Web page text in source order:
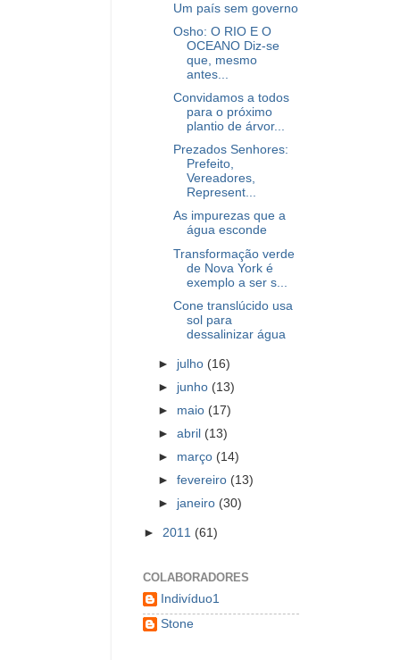
Um país sem governo
Osho: O RIO E O
OCEANO Diz-se
que, mesmo
antes...
Convidamos a todos
para o próximo
plantio de árvor...
Prezados Senhores:
Prefeito,
Vereadores,
Represent...
As impurezas que a
água esconde
Transformação verde
de Nova York é
exemplo a ser s...
Cone translúcido usa
sol para
dessalinizar água
► julho (16)
► junho (13)
► maio (17)
►abril (13)
► março (14)
►fevereiro (13)
► janeiro (30)
► 2011 (61)
COLABORADORES
Indivíduo1
Stone